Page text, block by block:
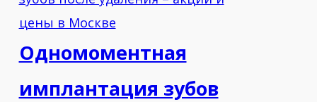
(диплом с отличием).
2007 – Казахский национальный
ординатура по хирургической
Одномоментная
имплантация зубов